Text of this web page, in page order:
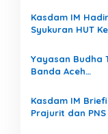
s
Kasdam IM
Syukuran HUT
Yayasan Budha
Banda Aceh
Iskandar Muda
Kasdam IM
Prajurit dan